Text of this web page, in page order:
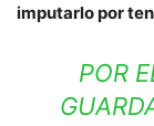
imputarlo por
POR